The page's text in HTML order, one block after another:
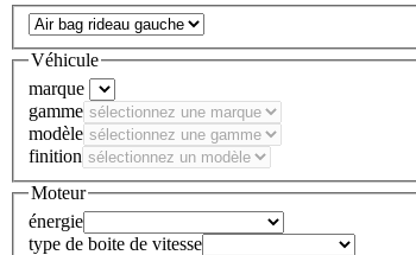
Véhicule
marque
gamme
modèle
finition
Moteur
énergie
type de boite de vitesse